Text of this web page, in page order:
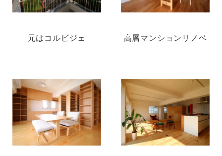
元はコルビジェ 高層マンションリノベ